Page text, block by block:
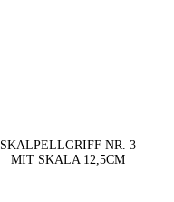
SKALPELLGRIFF NR. 3
MIT SKALA 12,5CM